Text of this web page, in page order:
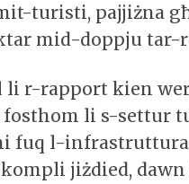
turisti, pajjiżna
mid-doppju tar-
li r-rapport kien
li s-settur
fuq l-
jiżdied,